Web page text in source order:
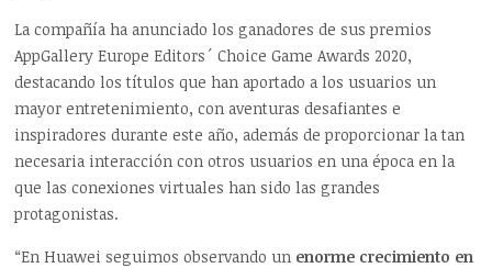
La compañía ha anunciado los ganadores de sus premios
AppGallery Europe Editors´ Choice Game Awards 2020,
destacando los títulos que han aportado a los usuarios un
mayor entretenimiento, con aventuras desafiantes e
inspiradores durante este año, además de proporcionar la tan
necesaria interacción con otros usuarios en una época en la
que las conexiones virtuales han sido las grandes
protagonistas.
“En Huawei seguimos observando un enorme crecimiento en